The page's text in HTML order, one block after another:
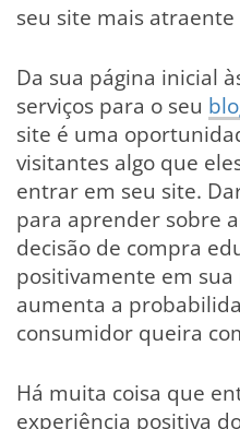
seu site mais
Da sua página inicial
serviços para o seu
site é uma
visitantes algo que
entrar em seu site.
para aprender sobre
decisão de compra
positivamente em
aumenta a
consumidor queira
Há muita coisa que
experiência positiva